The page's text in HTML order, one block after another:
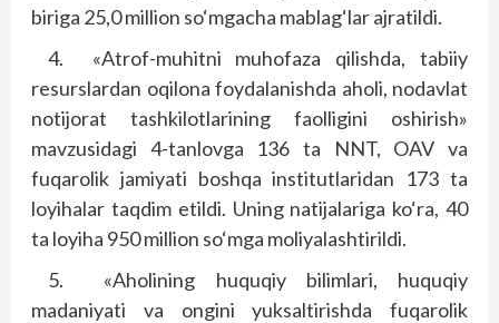
biriga 25,0 million so‘mgacha mablag‘lar ajratildi.
4.
«Atrof-muhitni muhofaza qilishda, tabiiy
resurslardan oqilona foydalanishda aholi, nodavlat
notijorat tashkilotlarining faolligini oshirish»
mavzusidagi 4-tanlovga 136 ta NNT, OAV va
fuqarolik jamiyati boshqa institutlaridan 173 ta
loyihalar taqdim etildi. Uning natijalariga ko‘ra, 40
ta loyiha 950 million so‘mga moliyalashtirildi.
5.
«Aholining huquqiy bilimlari, huquqiy
madaniyati va ongini yuksaltirishda fuqarolik